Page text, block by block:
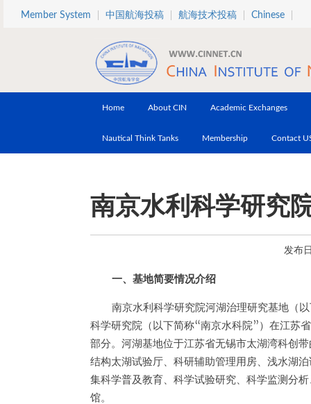
Skip to main content
Member System 中国航海投稿 航海技术投稿 Chinese
Home About CIN Academic Exchanges
Nautical Think Tanks Membership Contact
南京水利科学研究
发布
一、基地简要情况介绍
南京水利科学研究院河湖治理研究基地（
科学研究院（以下简称“南京水科院”）在江苏
部分。河湖基地位于江苏省无锡市太湖湾科创
结构太湖试验厅、科研辅助管理用房、浅水湖
集科学普及教育、科学试验研究、科学监测分
馆。